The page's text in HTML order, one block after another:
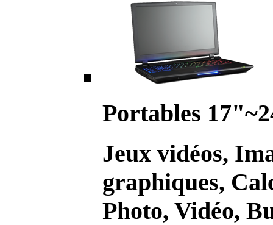
Portables
Jeux vidéos,
graphiques,
Photo, Vidéo,